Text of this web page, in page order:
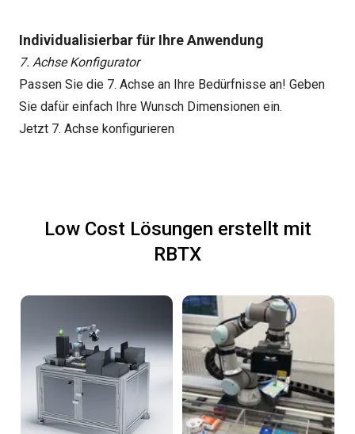
Individualisierbar für Ihre Anwendung
7. Achse Konfigurator
Passen Sie die 7. Achse an Ihre Bedürfnisse an! Geben
Sie dafür einfach Ihre Wunsch Dimensionen ein.
Jetzt 7. Achse konfigurieren
Low Cost Lösungen erstellt mit
RBTX